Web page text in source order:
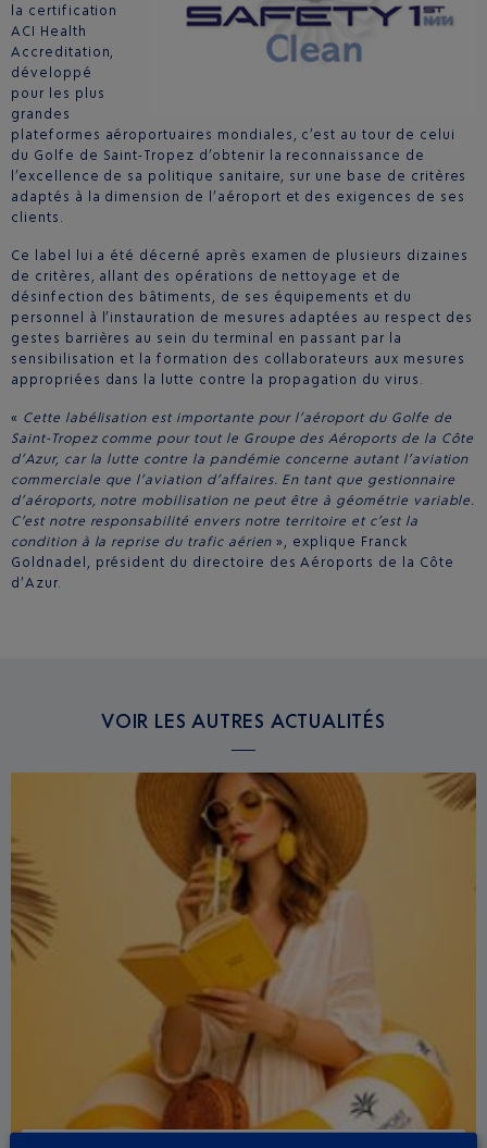
la certification
ACI Health
Accreditation,
développé
pour les plus
grandes
plateformes aéroportuaires mondiales, c’est au tour de celui
du Golfe de Saint-Tropez d’obtenir la reconnaissance de
l’excellence de sa politique sanitaire, sur une base de critères
adaptés à la dimension de l’aéroport et des exigences de ses
clients.
Ce label lui a été décerné après examen de plusieurs dizaines
de critères, allant des opérations de nettoyage et de
désinfection des bâtiments, de ses équipements et du
personnel à l’instauration de mesures adaptées au respect des
gestes barrières au sein du terminal en passant par la
sensibilisation et la formation des collaborateurs aux mesures
appropriées dans la lutte contre la propagation du virus.
« Cette labélisation est importante pour l’aéroport du Golfe de
Saint-Tropez comme pour tout le Groupe des Aéroports de la Côte
d’Azur, car la lutte contre la pandémie concerne autant l’aviation
commerciale que l’aviation d’affaires. En tant que gestionnaire
d’aéroports, notre mobilisation ne peut être à géométrie variable.
C’est notre responsabilité envers notre territoire et c’est la
condition à la reprise du trafic aérien », explique Franck
Goldnadel, président du directoire des Aéroports de la Côte
d’Azur.
VOIR LES AUTRES ACTUALITÉS